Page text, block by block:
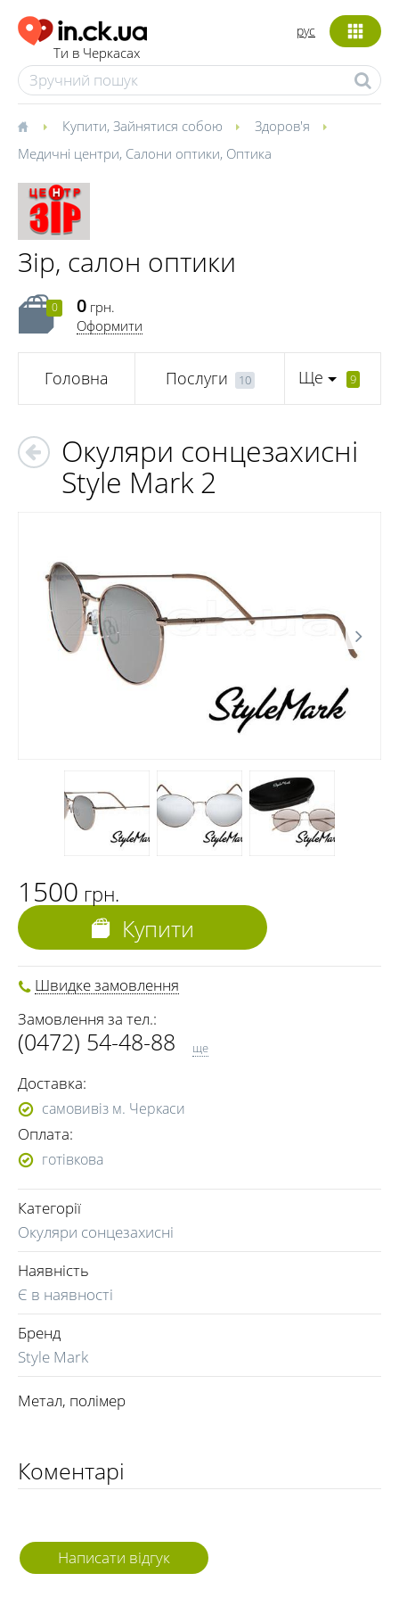
Ти в Черкасах
рус
Купити, Зайнятися собою
Здоров'я
Медичні центри, Салони оптики, Оптика
Зір, салон оптики
0 0 грн.
Оформити
Головна Послуги 10 Ще 9
Окуляри сонцезахисні
Style Mark 2
1500 грн.
Купити
Швидке замовлення
Замовлення за тел.:
(0472) 54-48-88
(073) 691-00-06
(095) 691-00-06
(0472) 54-37-02
ще
Доставка:
самовивіз м. Черкаси
Оплата:
готівкова
Категорії
Окуляри сонцезахисні
Наявність
Є в наявності
Бренд
Style Mark
Метал, полімер
Коментарі
Написати відгук